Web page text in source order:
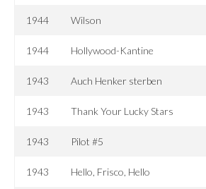
1944 Wilson
1944 Hollywood-Kantine
1943 Auch Henker sterben
1943 Thank Your Lucky Stars
1943 Pilot #5
1943 Hello, Frisco, Hello